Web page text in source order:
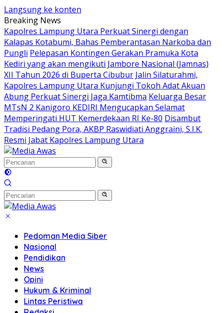
Langsung ke konten
Breaking News
Kapolres Lampung Utara Perkuat Sinergi dengan
Kalapas Kotabumi, Bahas Pemberantasan Narkoba dan
Pungli Pelepasan Kontingen Gerakan Pramuka Kota
Kediri yang akan mengikuti Jambore Nasional (Jamnas)
XII Tahun 2026 di Buperta Cibubur Jalin Silaturahmi,
Kapolres Lampung Utara Kunjungi Tokoh Adat Akuan
Abung Perkuat Sinergi Jaga Kamtibma Keluarga Besar
MTsN 2 Kanigoro KEDIRI Mengucapkan Selamat
Memperingati HUT Kemerdekaan RI Ke-80 Disambut
Tradisi Pedang Pora, AKBP Raswidiati Anggraini, S.I.K.
Resmi Jabat Kapolres Lampung Utara
Pedoman Media Siber
Nasional
Pendidikan
News
Opini
Hukum & Kriminal
Lintas Peristiwa